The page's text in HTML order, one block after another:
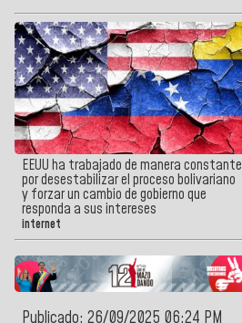
EEUU ha trabajado de manera constante
por desestabilizar el proceso bolivariano
y forzar un cambio de gobierno que
responda a sus intereses
internet
Publicado: 26/09/2025 06:24 PM